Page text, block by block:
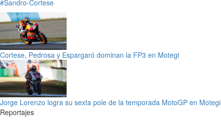
#Sandro-Cortese
Cortese, Pedrosa y Espargaró dominan la FP3 en Motegi
Jorge Lorenzo logra su sexta pole de la temporada MotoGP en Motegi
Reportajes